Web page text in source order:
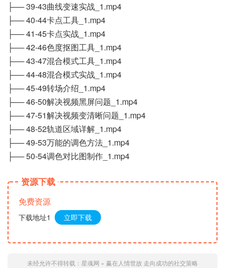
├── 39-43曲线变速实战_1.mp4
├── 40-44卡点工具_1.mp4
├── 41-45卡点实战_1.mp4
├── 42-46色度抠图工具_1.mp4
├── 43-47混合模式工具_1.mp4
├── 44-48混合模式实战_1.mp4
├── 45-49转场介绍_1.mp4
├── 46-50解决视频黑屏问题_1.mp4
├── 47-51解决视频变清晰问题_1.mp4
├── 48-52轨道区域详解_1.mp4
├── 49-53万能的调色方法_1.mp4
├── 50-54调色对比图制作_1.mp4
资源下载
免费资源
下载地址1 立即下载
未经允许不得转载： 星魂网 » 赢在人情世故 走向成功的社交策略